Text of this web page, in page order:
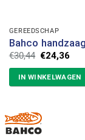
GEREEDSCHAP
Bahco
€30,44
was:
€30,44.
€24,36
is:
IN WINKELWAGEN